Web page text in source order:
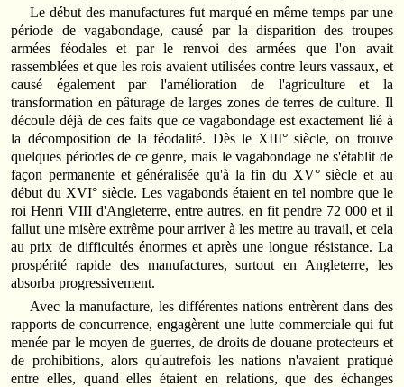
Le début des manufactures fut marqué en même temps par une
période de vagabondage, causé par la disparition des troupes
armées féodales et par le renvoi des armées que l'on avait
rassemblées et que les rois avaient utilisées contre leurs vassaux, et
causé également par l'amélioration de l'agriculture et la
transformation en pâturage de larges zones de terres de culture. Il
découle déjà de ces faits que ce vagabondage est exactement lié à
la décomposition de la féodalité. Dès le XIII° siècle, on trouve
quelques périodes de ce genre, mais le vagabondage ne s'établit de
façon permanente et généralisée qu'à la fin du XV° siècle et au
début du XVI° siècle. Les vagabonds étaient en tel nombre que le
roi Henri VIII d'Angleterre, entre autres, en fit pendre 72 000 et il
fallut une misère extrême pour arriver à les mettre au travail, et cela
au prix de difficultés énormes et après une longue résistance. La
prospérité rapide des manufactures, surtout en Angleterre, les
absorba progressivement.
Avec la manufacture, les différentes nations entrèrent dans des
rapports de concurrence, engagèrent une lutte commerciale qui fut
menée par le moyen de guerres, de droits de douane protecteurs et
de prohibitions, alors qu'autrefois les nations n'avaient pratiqué
entre elles, quand elles étaient en relations, que des échanges